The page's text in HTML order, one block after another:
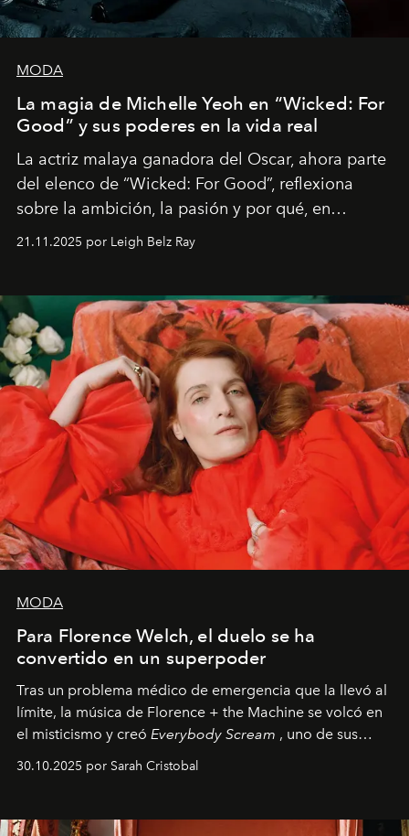
MODA
La magia de Michelle Yeoh en “Wicked: For
Good” y sus poderes en la vida real
La actriz malaya ganadora del Oscar, ahora parte
del elenco de “Wicked: For Good”, reflexiona
sobre la ambición, la pasión y por qué, en
ocasiones, la introspección puede esperar. “Es
importa si no lo entienden’”, confiesa.
21.11.2025 por Leigh Belz Ray
MODA
Para Florence Welch, el duelo se ha
convertido en un superpoder
Tras un problema médico de emergencia que la llevó al
límite, la música de Florence + the Machine se volcó en
el misticismo y creó Everybody Scream , uno de sus
álbumes más profundos hasta la fecha.
30.10.2025 por Sarah Cristobal